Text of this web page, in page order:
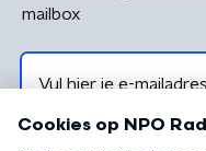
mailbox